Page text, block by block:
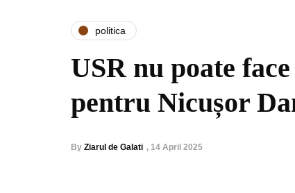
politica
USR nu poate
pentru Nicușor
By Ziarul de Galati , 14 April 2025